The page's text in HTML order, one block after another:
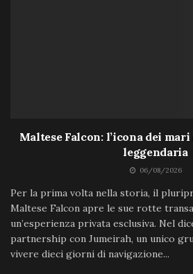
Maltese Falcon: l’icona dei
leggendaria
06/08/2026
Per la prima volta nella storia, il
Maltese Falcon apre le sue rotte
un’esperienza privata esclusiva. Nel
partnership con Jumeirah, un unico
vivere dieci giorni di navigazione...